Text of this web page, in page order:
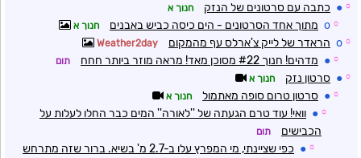
☼
● כתבה עם סרטונים של הנזק חנוך א
☼
o מתוך אחד הסרטונים - הים כיסה כביש באבנים חנוך א
☼
o הראדר של לייק צ'ארלס עף מהמקום Weather2day
☼
● מדהים! חנוך #22 מסוכן מאד! מראה מוזר ביותר חחח תום
☼
● סרטון נזק חנוך א
☼
● סרטון טרום סופה מאתמול חנוך א
☼
● וואי! עוד טרם הגעתה של ''לאורה'' המים כבר החלו לעלות על
הכבישים
תום
☼
●
כפי שציינתי, מי המפרץ עלו ב-2.7 מ' בשיא. ברור שזה מתרחש